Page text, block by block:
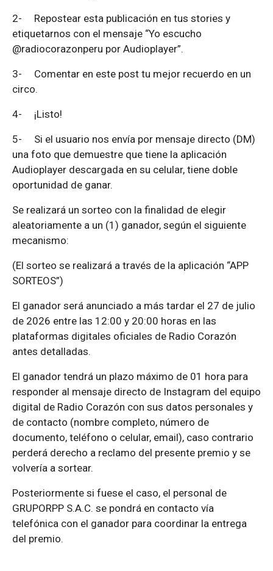
2- Repostear esta publicación en tus stories y
etiquetarnos con el mensaje “Yo escucho
@radiocorazonperu por Audioplayer”.
3- Comentar en este post tu mejor recuerdo en un
circo.
4- ¡Listo!
5- Si el usuario nos envía por mensaje directo (DM)
una foto que demuestre que tiene la aplicación
Audioplayer descargada en su celular, tiene doble
oportunidad de ganar.
Se realizará un sorteo con la finalidad de elegir
aleatoriamente a un (1) ganador, según el siguiente
mecanismo:
(El sorteo se realizará a través de la aplicación “APP
SORTEOS”)
El ganador será anunciado a más tardar el 27 de julio
de 2026 entre las 12:00 y 20:00 horas en las
plataformas digitales oficiales de Radio Corazón
antes detalladas.
El ganador tendrá un plazo máximo de 01 hora para
responder al mensaje directo de Instagram del equipo
digital de Radio Corazón con sus datos personales y
de contacto (nombre completo, número de
documento, teléfono o celular, email), caso contrario
perderá derecho a reclamo del presente premio y se
volvería a sortear.
Posteriormente si fuese el caso, el personal de
GRUPORPP S.A.C. se pondrá en contacto vía
telefónica con el ganador para coordinar la entrega
del premio.